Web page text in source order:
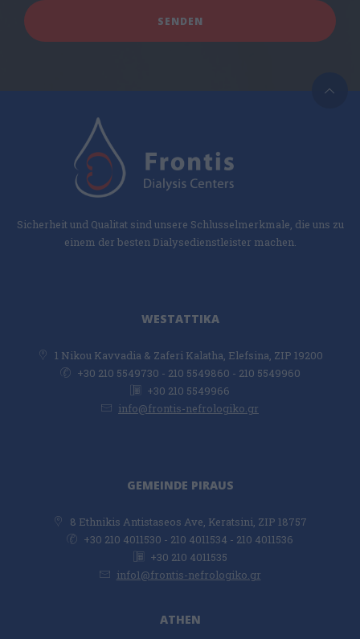
Sicherheit und Qualitat sind unsere Schlusselmerkmale, die uns zu
einem der besten Dialysedienstleister machen.
WESTATTIKA
1 Nikou Kavvadia & Zaferi Kalatha, Elefsina, ZIP 19200
+30 210 5549730 - 210 5549860 - 210 5549960
+30 210 5549966
info@frontis-nefrologiko.gr
GEMEINDE PIRAUS
8 Ethnikis Antistaseos Ave, Keratsini, ZIP 18757
+30 210 4011530 - 210 4011534 - 210 4011536
+30 210 4011535
info1@frontis-nefrologiko.gr
ATHEN